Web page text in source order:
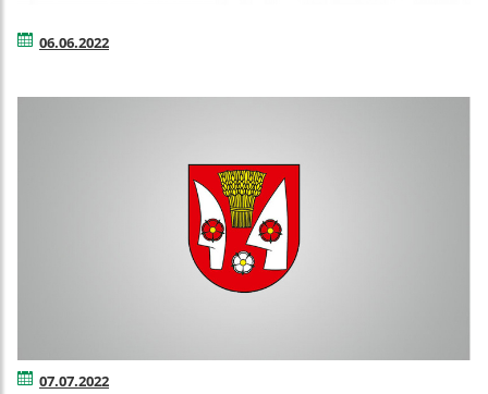
06.06.2022
07.07.2022